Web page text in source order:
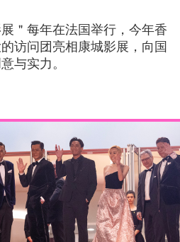
＂每年在法国举行，今年香
访问团亮相康城影展，向国
与实力。